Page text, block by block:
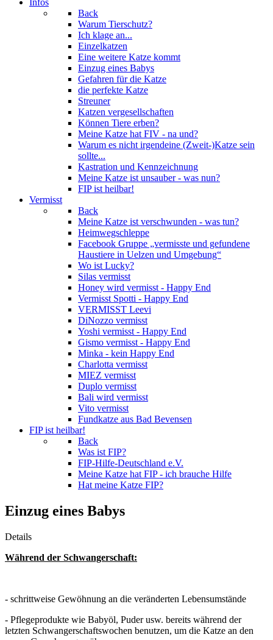
Infos
Back
Warum Tierschutz?
Ich klage an...
Einzelkatzen
Eine weitere Katze kommt
Einzug eines Babys
Gefahren für die Katze
die perfekte Katze
Streuner
Katzen vergesellschaften
Können Tiere erben?
Meine Katze hat FIV - na und?
Warum es nicht irgendeine (Zweit-)Katze sein
sollte...
Kastration und Kennzeichnung
Meine Katze ist unsauber - was nun?
FIP ist heilbar!
Vermisst
Back
Meine Katze ist verschwunden - was tun?
Heimwegschleppe
Facebook Gruppe „vermisste und gefundene
Haustiere in Uelzen und Umgebung“
Wo ist Lucky?
Silas vermisst
Honey wird vermisst - Happy End
Vermisst Spotti - Happy End
VERMISST Leevi
DiNozzo vermisst
Yoshi vermisst - Happy End
Gismo vermisst - Happy End
Minka - kein Happy End
Charlotta vermisst
MIEZ vermisst
Duplo vermisst
Bali wird vermisst
Vito vermisst
Fundkatze aus Bad Bevensen
FIP ist heilbar!
Back
Was ist FIP?
FIP-Hilfe-Deutschland e.V.
Meine Katze hat FIP - ich brauche Hilfe
Hat meine Katze FIP?
Einzug eines Babys
Details
Während der Schwangerschaft:
- schrittweise Gewöhnung an die veränderten Lebensumstände
- Pflegeprodukte wie Babyöl, Puder usw. bereits während der
letzten Schwangerschaftswochen benutzen, um die Katze an den